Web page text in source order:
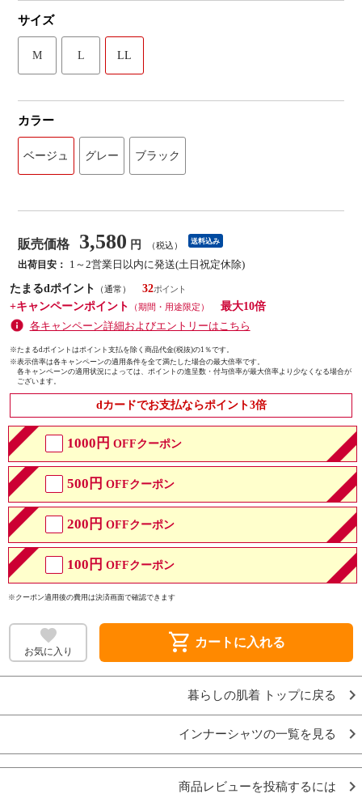
サイズ
M L LL
カラー
ベージュ グレー ブラック
販売価格 3,580 円 （税込） 送料込み
出荷目安：
1～2営業日以内に発送(土日祝定休除)
たまるdポイント
（通常）
32
+キャンペーンポイント
（期間・用途限定）
最大10倍
各キャンペーン詳細およびエントリーはこちら
※たまるdポイントはポイント支払を除く商品代金(税抜)の1％です。
※表示倍率は各キャンペーンの適用条件を全て満たした場合の最大倍率です。
各キャンペーンの適用状況によっては、ポイントの進呈数・付与倍率が最大倍率より少なくなる場合が
ございます。
dカードでお支払ならポイント3倍
1000円 OFFクーポン
500円 OFFクーポン
200円 OFFクーポン
100円 OFFクーポン
※クーポン適用後の費用は決済画面で確認できます
お気に入り shopping_cart カートに入れる
暮らしの肌着 トップに戻る
インナーシャツの一覧を見る
商品レビューを投稿するには